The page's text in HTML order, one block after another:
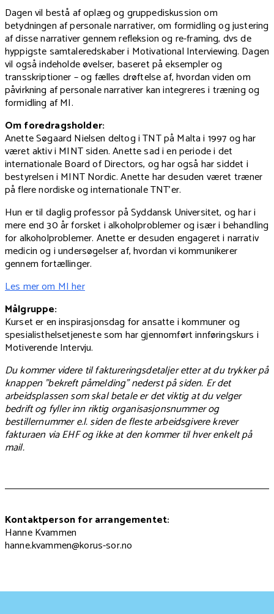
Dagen vil bestå af oplæg og gruppediskussion om
betydningen af personale narrativer, om formidling og justering
af disse narrativer gennem refleksion og re-framing, dvs de
hyppigste samtaleredskaber i Motivational Interviewing. Dagen
vil også indeholde øvelser, baseret på eksempler og
transskriptioner – og fælles drøftelse af, hvordan viden om
påvirkning af personale narrativer kan integreres i træning og
formidling af MI.
Om foredragsholder:
Anette Søgaard Nielsen deltog i TNT på Malta i 1997 og har
været aktiv i MINT siden. Anette sad i en periode i det
internationale Board of Directors, og har også har siddet i
bestyrelsen i MINT Nordic. Anette har desuden været træner
på flere nordiske og internationale TNT’er.
Hun er til daglig professor på Syddansk Universitet, og har i
mere end 30 år forsket i alkoholproblemer og især i behandling
for alkoholproblemer. Anette er desuden engageret i narrativ
medicin og i undersøgelser af, hvordan vi kommunikerer
gennem fortællinger.
Les mer om MI her
Målgruppe:
Kurset er en inspirasjonsdag for ansatte i kommuner og
spesialisthelsetjeneste som har gjennomført innføringskurs i
Motiverende Intervju.
Du kommer videre til faktureringsdetaljer etter at du trykker på
knappen "bekreft påmelding" nederst på siden. Er det
arbeidsplassen som skal betale er det viktig at du velger
bedrift og fyller inn riktig organisasjonsnummer og
bestillernummer e.l. siden de fleste arbeidsgivere krever
fakturaen via EHF og ikke at den kommer til hver enkelt på
mail.
Kontaktperson for arrangementet:
Hanne Kvammen
hanne.kvammen@korus-sor.no